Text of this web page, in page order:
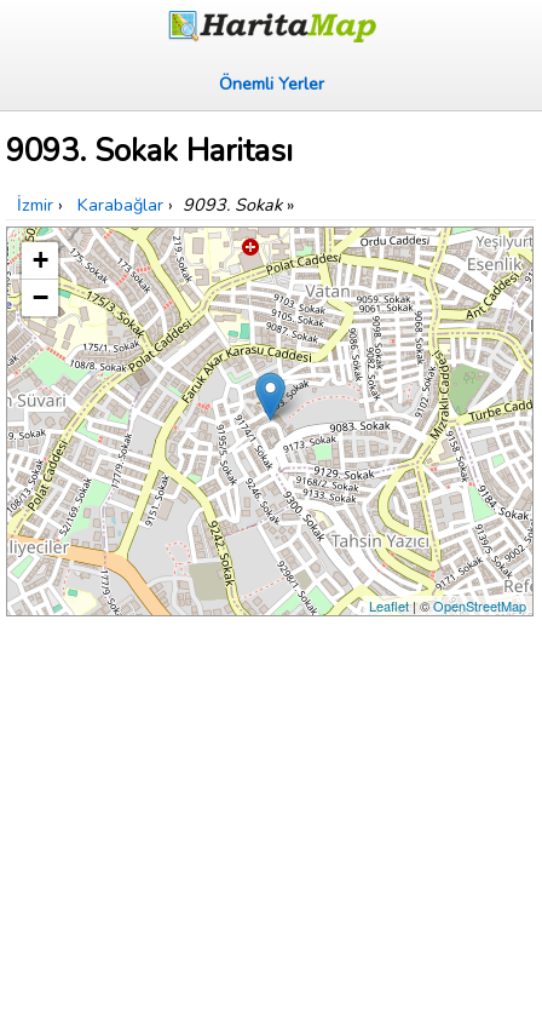
Önemli Yerler
9093. Sokak Haritası
İzmir › Karabağlar › 9093. Sokak»
+
−
Leaflet| ©OpenStreetMap